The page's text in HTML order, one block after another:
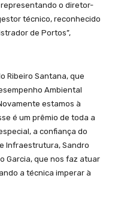
representando o diretor-
técnico, reconhecido
de Portos”,
Ribeiro Santana, que
Ambiental
estamos à
é um prêmio de toda a
a confiança do
Infraestrutura, Sandro
Garcia, que nos faz atuar
a técnica imperar à